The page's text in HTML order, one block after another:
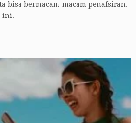
bisa bermacam-macam penafsiran.
ini.